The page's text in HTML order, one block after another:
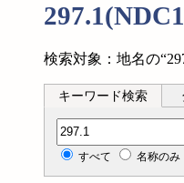
検索対象：地名の
キーワード検索
分類記号検索
すべて 名称のみ